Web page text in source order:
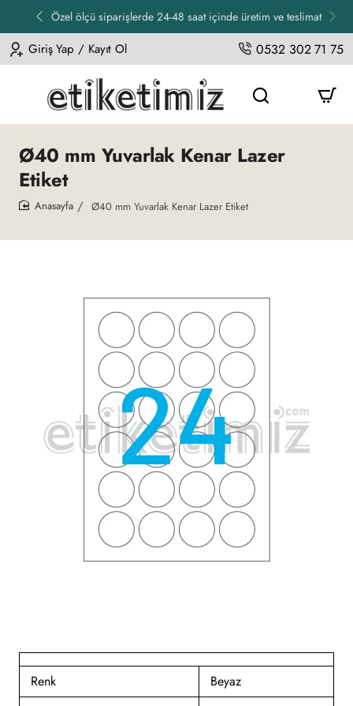
Özel ölçü siparişlerde 24-48 saat içinde üretim ve teslimat
Giriş Yap / Kayıt Ol 0532 302 71 75
Ø40 mm Yuvarlak Kenar Lazer
Etiket
Ø40 mm Yuvarlak Kenar Lazer Etiket
Renk
Beyaz